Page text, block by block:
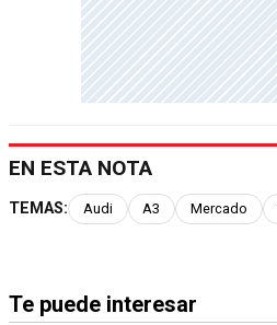
EN ESTA NOTA
TEMAS: Audi A3 Mercado